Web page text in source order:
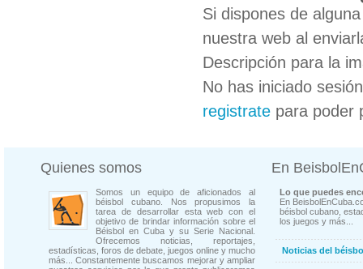
Si dispones de
nuestra web al
Descripción para la
No has iniciado
registrate para poder
Quienes somos
Somos un equipo de aficionados al
béisbol cubano. Nos propusimos la
tarea de desarrollar esta web con el
objetivo de brindar información sobre el
Béisbol en Cuba y su Serie Nacional.
Ofrecemos noticias, reportajes,
estadísticas, foros de debate, juegos online y mucho
más... Constantemente buscamos mejorar y ampliar
En
Lo que puedes
En
béisbol cubano,
los juegos y más...
Noticias del